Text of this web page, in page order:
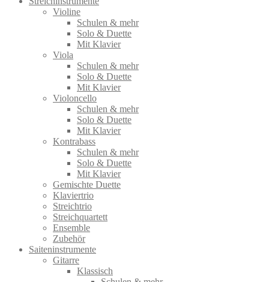
Violine
Schulen & mehr
Solo & Duette
Mit Klavier
Viola
Schulen & mehr
Solo & Duette
Mit Klavier
Violoncello
Schulen & mehr
Solo & Duette
Mit Klavier
Kontrabass
Schulen & mehr
Solo & Duette
Mit Klavier
Gemischte Duette
Klaviertrio
Streichtrio
Streichquartett
Ensemble
Zubehör
Saiteninstrumente
Gitarre
Klassisch